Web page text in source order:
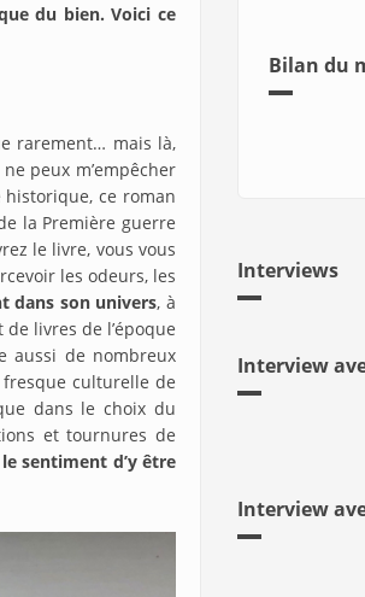
du bien. Voici ce
rarement… mais là,
peux m’empêcher
ce roman
la Première guerre
le livre, vous vous
les odeurs, les
dans son univers, à
livres de l’époque
aussi de nombreux
fresque culturelle de
dans le choix du
et tournures de
sentiment d’y être
Bilan du
Interviews
Interview
Interview